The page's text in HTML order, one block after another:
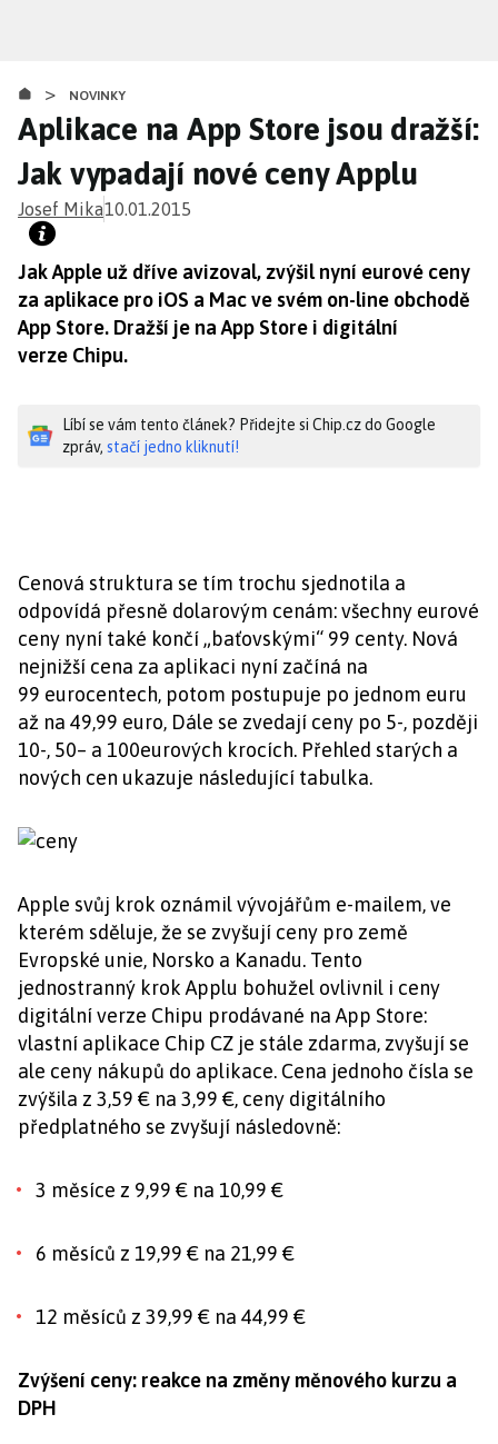
obsahu
> NOVINKY
Aplikace na App Store jsou dražší:
Jak vypadají nové ceny Applu
Josef Mika10.01.2015
Jak Apple už dříve avizoval, zvýšil nyní eurové ceny
za aplikace pro iOS a Mac ve svém on-line obchodě
App Store. Dražší je na App Store i digitální
verze Chipu.
Líbí se vám tento článek? Přidejte si Chip.cz do Google
zpráv, stačí jedno kliknutí!
Cenová struktura se tím trochu sjednotila a
odpovídá přesně dolarovým cenám: všechny eurové
ceny nyní také končí „baťovskými“ 99 centy. Nová
nejnižší cena za aplikaci nyní začíná na
99 eurocentech, potom postupuje po jednom euru
až na 49,99 euro, Dále se zvedají ceny po 5-, později
10-, 50– a 100eurových krocích. Přehled starých a
nových cen ukazuje následující tabulka.
Apple svůj krok oznámil vývojářům e-mailem, ve
kterém sděluje, že se zvyšují ceny pro země
Evropské unie, Norsko a Kanadu. Tento
jednostranný krok Applu bohužel ovlivnil i ceny
digitální verze Chipu prodávané na App Store:
vlastní aplikace Chip CZ je stále zdarma, zvyšují se
ale ceny nákupů do aplikace. Cena jednoho čísla se
zvýšila z 3,59 € na 3,99 €, ceny digitálního
předplatného se zvyšují následovně:
3 měsíce z 9,99 € na 10,99 €
6 měsíců z 19,99 € na 21,99 €
12 měsíců z 39,99 € na 44,99 €
Zvýšení ceny: reakce na změny měnového kurzu a
DPH